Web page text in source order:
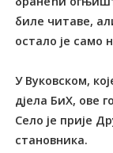
биле читаве,
остало је само
У Вуковском,
дјела БиХ, ове
Село је прије
становника.